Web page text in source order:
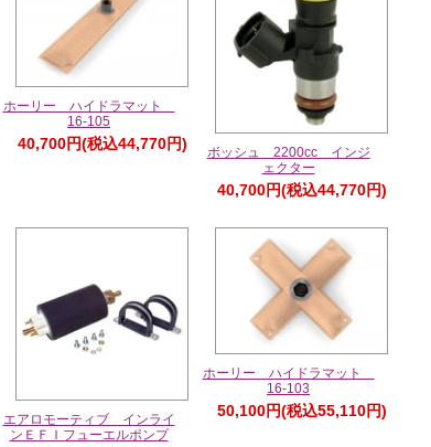
ホーリー ハイドラマット
16-105
40,700円(税込44,770円)
ボッシュ 2200cc インジ
ェクター
40,700円(税込44,770円)
エアロモーティブ インライ
ンＥＦＩフューエルポンプ
ホーリー ハイドラマット
16-103
50,100円(税込55,110円)